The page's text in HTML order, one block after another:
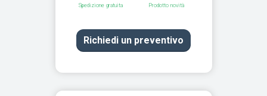
Spedizione gratuita Prodotto novità
Richiedi un preventivo